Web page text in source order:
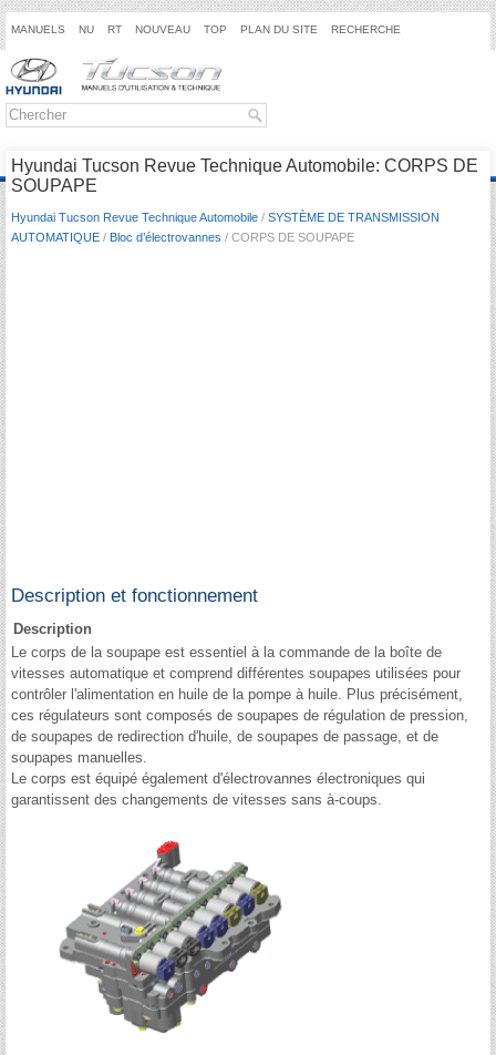
MANUELS NU RT NOUVEAU TOP PLAN DU SITE RECHERCHE
Hyundai Tucson Revue Technique Automobile: CORPS DE
SOUPAPE
Hyundai Tucson Revue Technique Automobile / SYSTÈME DE TRANSMISSION
AUTOMATIQUE / Bloc d’électrovannes / CORPS DE SOUPAPE
Description et fonctionnement
Description
Le corps de la soupape est essentiel à la commande de la boîte de
vitesses automatique et comprend différentes soupapes utilisées pour
contrôler l'alimentation en huile de la pompe à huile. Plus précisément,
ces régulateurs sont composés de soupapes de régulation de pression,
de soupapes de redirection d'huile, de soupapes de passage, et de
soupapes manuelles.
Le corps est équipé également d'électrovannes électroniques qui
garantissent des changements de vitesses sans à-coups.